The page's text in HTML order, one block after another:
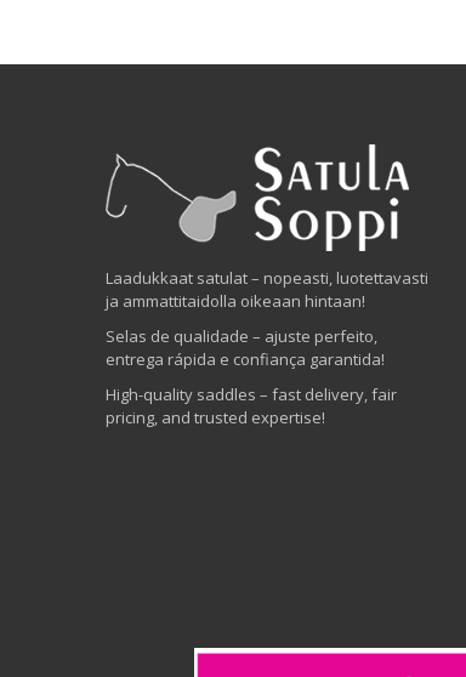
Laadukkaat satulat – nopeasti, luotettavasti
ja ammattitaidolla oikeaan hintaan!
Selas de qualidade – ajuste perfeito,
entrega rápida e confiança garantida!
High-quality saddles – fast delivery, fair
pricing, and trusted expertise!